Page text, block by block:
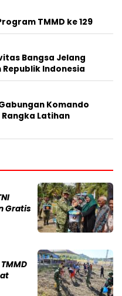
TMMD ke 129
Bangsa Jelang
Indonesia
Komando
Latihan
Gratis